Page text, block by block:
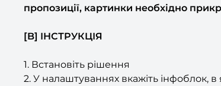
пропозиції, картинки необхідно
[B] ІНСТРУКЦІЯ
1. Встановіть рішення
2. У налаштуваннях вкажіть інфоблок, в